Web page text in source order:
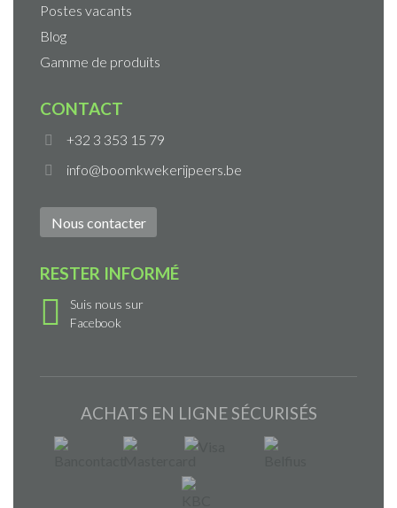
Postes vacants
Blog
Gamme de produits
CONTACT
+32 3 353 15 79
info@boomkwekerijpeers.be
Nous contacter
RESTER INFORMÉ
Suis nous sur
Facebook
ACHATS EN LIGNE SÉCURISÉS